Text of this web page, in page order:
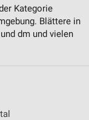
Kategorie
Blättere in
dm und vielen